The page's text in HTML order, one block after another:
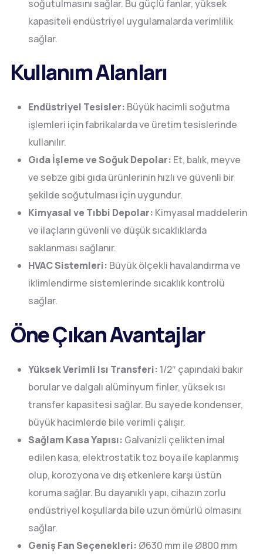
soğutulmasını sağlar. Bu güçlü fanlar, yüksek
kapasiteli endüstriyel uygulamalarda verimlilik
sağlar.
Kullanım Alanları
Endüstriyel Tesisler: Büyük hacimli soğutma
işlemleri için fabrikalarda ve üretim tesislerinde
kullanılır.
Gıda İşleme ve Soğuk Depolar: Et, balık, meyve
ve sebze gibi gıda ürünlerinin hızlı ve güvenli bir
şekilde soğutulması için uygundur.
Kimyasal ve Tıbbi Depolar: Kimyasal maddelerin
ve ilaçların güvenli ve düşük sıcaklıklarda
saklanması sağlanır.
HVAC Sistemleri: Büyük ölçekli havalandırma ve
iklimlendirme sistemlerinde sıcaklık kontrolü
sağlar.
Öne Çıkan Avantajlar
Yüksek Verimli Isı Transferi: 1/2″ çapındaki bakır
borular ve dalgalı alüminyum finler, yüksek ısı
transfer kapasitesi sağlar. Bu sayede kondenser,
büyük hacimlerde bile verimli çalışır.
Sağlam Kasa Yapısı: Galvanizli çelikten imal
edilen kasa, elektrostatik toz boya ile kaplanmış
olup, korozyona ve dış etkenlere karşı üstün
koruma sağlar. Bu dayanıklı yapı, cihazın zorlu
endüstriyel koşullarda bile uzun ömürlü olmasını
sağlar.
Geniş Fan Seçenekleri: Ø630 mm ile Ø800 mm